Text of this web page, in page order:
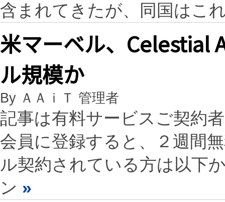
含まれてきたが、同国はこ
米マーベル、
ル規模か
By ＡＡｉＴ 管理者
記事は有料サービスご契約
会員に登録すると、２週間
ル契約されている方は以下
ン »